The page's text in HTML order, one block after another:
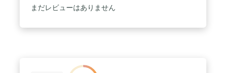
まだレビューはありません